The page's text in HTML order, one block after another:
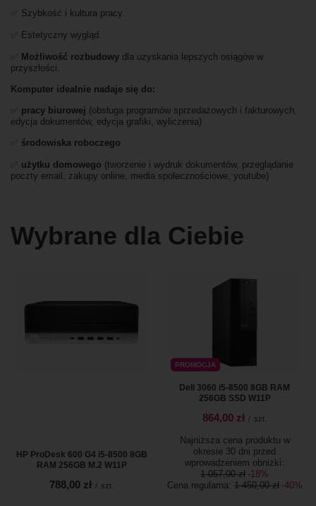
✅ Szybkość i kultura pracy.
✅ Estetyczny wygląd.
Możliwość rozbudowy dla uzyskania lepszych osiągów w
przyszłości.
Komputer idealnie nadaje się do:
pracy biurowej (obsługa programów sprzedażowych i fakturowych,
edycja dokumentów, edycja grafiki, wyliczenia)
środowiska roboczego
użytku domowego (tworzenie i wydruk dokumentów, przeglądanie
poczty email, zakupy online, media społecznościowe, youtube)
Wybrane dla Ciebie
HP ProDesk 600 G4 i5-8500 8GB
RAM 256GB M.2 W11P
788,00 zł / szt.
PROMOCJA
Dell 3060 i5-8500 8GB RAM
256GB SSD W11P
864,00 zł / szt.
Najniższa cena produktu w
okresie 30 dni przed
wprowadzeniem obniżki:
1 057,00 zł -18%
Cena regularna: 1 450,00 zł -40%